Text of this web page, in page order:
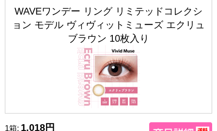
WAVEワンデー リング リミテッドコレクシ
ョン モデル ヴィヴィットミューズ エクリュ
ブラウン 10枚入り
1箱: 1,018円